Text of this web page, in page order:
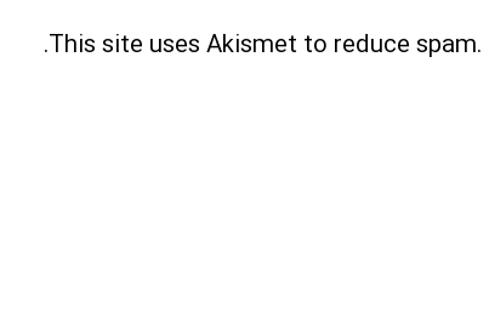
This site uses Akismet to reduce spam.
.